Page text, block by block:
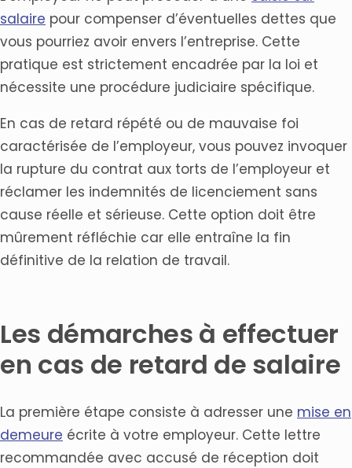
salaire pour compenser d’éventuelles dettes que
vous pourriez avoir envers l’entreprise. Cette
pratique est strictement encadrée par la loi et
nécessite une procédure judiciaire spécifique.
En cas de retard répété ou de mauvaise foi
caractérisée de l’employeur, vous pouvez invoquer
la rupture du contrat aux torts de l’employeur et
réclamer les indemnités de licenciement sans
cause réelle et sérieuse. Cette option doit être
mûrement réfléchie car elle entraîne la fin
définitive de la relation de travail.
Les démarches à effectuer
en cas de retard de salaire
La première étape consiste à adresser une mise en
demeure écrite à votre employeur. Cette lettre
recommandée avec accusé de réception doit